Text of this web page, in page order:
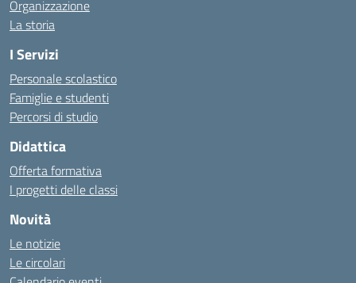
Organizzazione
La storia
I Servizi
Personale scolastico
Famiglie e studenti
Percorsi di studio
Didattica
Offerta formativa
I progetti delle classi
Novità
Le notizie
Le circolari